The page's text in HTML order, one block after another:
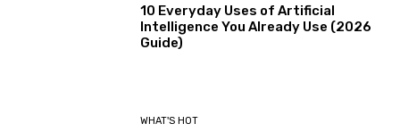
10 Everyday Uses of Artificial
Intelligence You Already Use (2026
Guide)
WHAT'S HOT